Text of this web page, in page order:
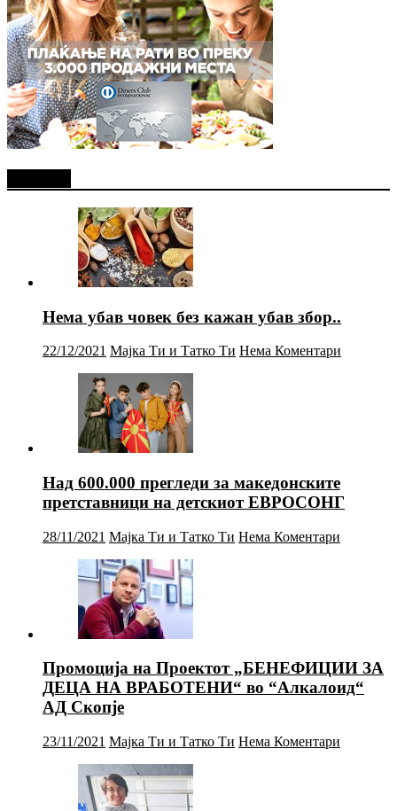
Нема убав човек без кажан убав збор..
22/12/2021 Мајка Ти и Татко Ти Нема Коментари
Над 600.000 прегледи за македонските
претставници на детскиот ЕВРОСОНГ
28/11/2021 Мајка Ти и Татко Ти Нема Коментари
Промоција на Проектот „БЕНЕФИЦИИ ЗА
ДЕЦА НА ВРАБОТЕНИ“ во “Алкалоид“
АД Скопје
23/11/2021 Мајка Ти и Татко Ти Нема Коментари